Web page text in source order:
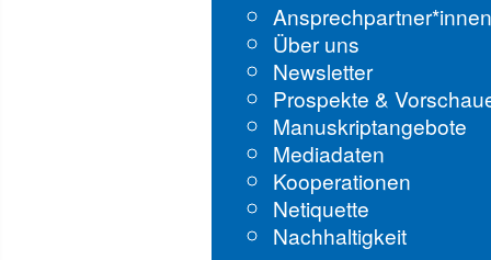
Über uns
Newsletter
Prospekte &
Manuskriptangebote
Mediadaten
Kooperationen
Netiquette
Nachhaltigkeit